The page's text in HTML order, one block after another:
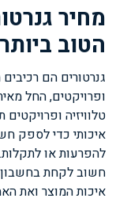
מחיר
הטוב
גנרטורים הם רכיבים
ופרויקטים, החל
טלוויזיה
איכותי כדי לספק
להפרעות או
חשוב לקחת
איכות המוצר ואת